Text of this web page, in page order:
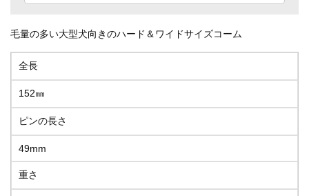
毛量の多い大型犬向きのハード＆ワイドサイズコーム
全長
152㎜
ピンの長さ
49mm
重さ